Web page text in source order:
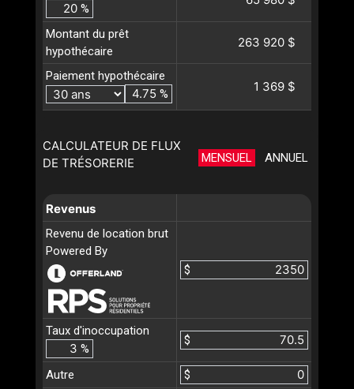
%
Montant du prêt
hypothécaire
263 920 $
Paiement hypothécaire
%
1 369 $
CALCULATEUR DE FLUX
DE TRÉSORERIE
MENSUEL ANNUEL
Revenus
Revenu de location brut
Powered By
$
Taux d'inoccupation
%
$
Autre
$